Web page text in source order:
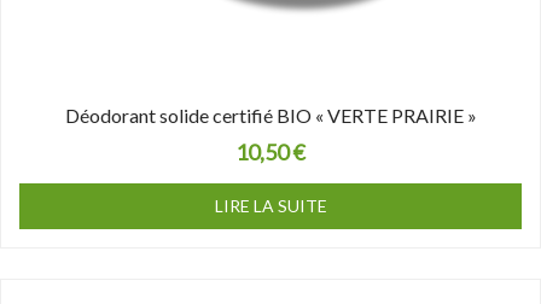
Déodorant solide certifié BIO « VERTE PRAIRIE »
10,50€
LIRE LA SUITE